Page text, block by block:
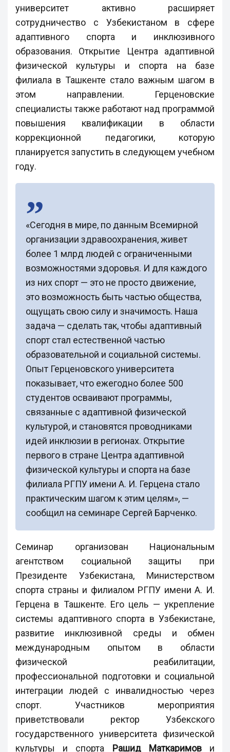
университет активно расширяет
сотрудничество с Узбекистаном в сфере
адаптивного спорта и инклюзивного
образования. Открытие Центра адаптивной
физической культуры и спорта на базе
филиала в Ташкенте стало важным шагом в
этом направлении. Герценовские
специалисты также работают над программой
повышения квалификации в области
коррекционной педагогики, которую
планируется запустить в следующем учебном
году.
«Сегодня в мире, по данным Всемирной
организации здравоохранения, живет
более 1 млрд людей с ограниченными
возможностями здоровья. И для каждого
из них спорт — это не просто движение,
это возможность быть частью общества,
ощущать свою силу и значимость. Наша
задача — сделать так, чтобы адаптивный
спорт стал естественной частью
образовательной и социальной системы.
Опыт Герценовского университета
показывает, что ежегодно более 500
студентов осваивают программы,
связанные с адаптивной физической
культурой, и становятся проводниками
идей инклюзии в регионах. Открытие
первого в стране Центра адаптивной
физической культуры и спорта на базе
филиала РГПУ имени А. И. Герцена стало
практическим шагом к этим целям», —
сообщил на семинаре Сергей Барченко.
Семинар организован Национальным
агентством социальной защиты при
Президенте Узбекистана, Министерством
спорта страны и филиалом РГПУ имени А. И.
Герцена в Ташкенте. Его цель — укрепление
системы адаптивного спорта в Узбекистане,
развитие инклюзивной среды и обмен
международным опытом в области
физической реабилитации,
профессиональной подготовки и социальной
интеграции людей с инвалидностью через
спорт. Участников мероприятия
приветствовали ректор Узбекского
государственного университета физической
культуры и спорта Рашид Маткаримови